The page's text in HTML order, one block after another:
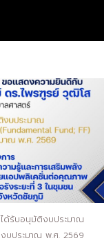
ด้รับอนุมัติงบประมาณ
บประมาณ พ.ศ. 2569